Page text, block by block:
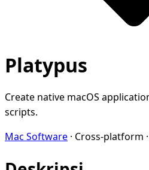
Platypus
Create native macOS
scripts.
Mac Software · Cross-platform ·